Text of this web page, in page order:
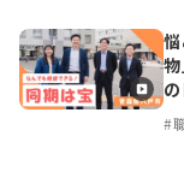
の
#